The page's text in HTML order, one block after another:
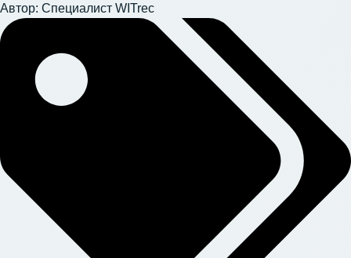
Автор: Специалист WITrec